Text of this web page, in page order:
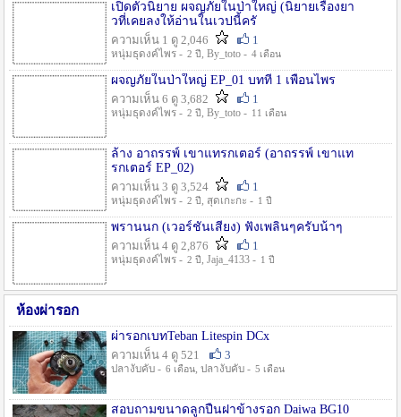
เปิดตัวนิยาย ผจญภัยในป่าใหญ่ (นิยายเรื่องยา
วที่เคยลงให้อ่านในเวปนี้ครั
ความเห็น 1 ดู 2,046
1
หนุ่มธุดงค์ไพร - 2 ปี , By_toto - 4 เดือน
ผจญภัยในป่าใหญ่ EP_01 บทที่ 1 เพื่อนไพร
ความเห็น 6 ดู 3,682
1
หนุ่มธุดงค์ไพร - 2 ปี , By_toto - 11 เดือน
ล้าง อาถรรพ์ เขาแทรกเตอร์ (อาถรรพ์ เขาแท
รกเตอร์ EP_02)
ความเห็น 3 ดู 3,524
1
หนุ่มธุดงค์ไพร - 2 ปี , สุดเกะกะ - 1 ปี
พรานนก (เวอร์ชั่นเสียง) ฟังเพลินๆครับน้าๆ
ความเห็น 4 ดู 2,876
1
หนุ่มธุดงค์ไพร - 2 ปี , Jaja_4133 - 1 ปี
ห้องผ่ารอก
ผ่ารอกเบทTeban Litespin DCx
ความเห็น 4 ดู 521
3
ปลางับคับ - 6 เดือน, ปลางับคับ - 5 เดือน
สอบถามขนาดลูกปืนฝาข้างรอก Daiwa BG10